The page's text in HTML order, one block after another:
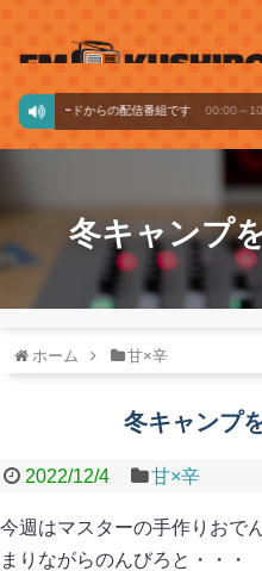
クバードからの配信番組です 00:00～10:00
冬キャンプ
ホーム 甘×辛
冬キャンプ
2022/12/4 甘×辛
今週はマスターの手作りおで
まりながらのんびろと・・・